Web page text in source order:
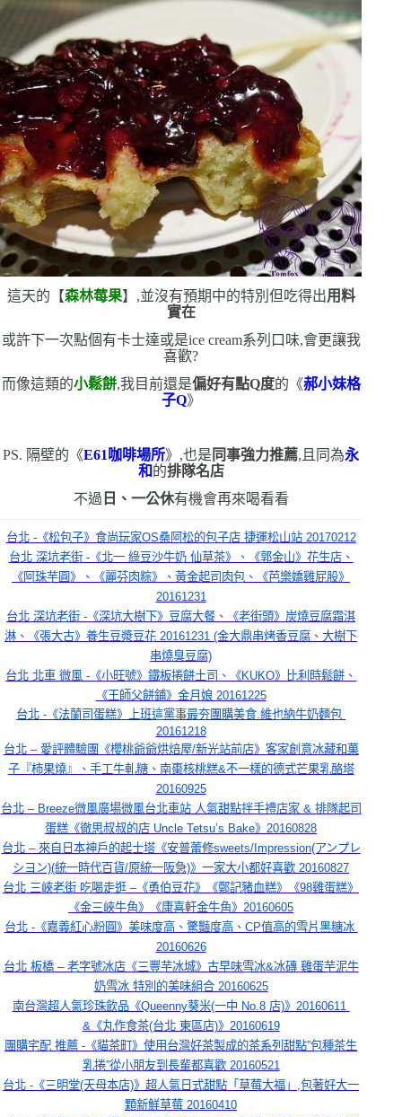
這天的【森林莓果】,並沒有預期中的特別 但吃得出用料
實在
或許下一次點個有卡士達或是ice cream系列口味,會更讓我
喜歡?
而像這類的小鬆餅,我目前還是偏好有點Q度的《郝小妹格
子Q》
PS. 隔壁的《E61咖啡場所》,也是 同事強力推薦,且同為永
和 的排隊名店
不過 日、一公休有機會再來喝看看
台北 -《松包子》食尚玩家OS桑阿松的包子店 捷運松山站 20170212
台北 深坑老街 -《北一 綠豆沙牛奶 仙草茶》、《郭金山》花生店、
《阿珠芋圓》、《麗芬肉粽》、黃金起司肉包、《芭樂嬌雞屁股》
20161231
台北 深坑老街 -《深坑大樹下》豆腐大餐、《老街頭》炭燒豆腐霜淇
淋、《張大古》養生豆漿豆花 20161231 (金大鼎串烤香豆腐、大樹下
串燒臭豆腐)
台北 北車 微風 -《小旺號》鐵板捲餅土司、《KUKO》比利時鬆餅、
《王師父餅鋪》金月娘 20161225
台北 -《法蘭司蛋糕》上班這黨事最夯團購美食.維也納牛奶麵包
20161218
台北 – 愛評體驗團《櫻桃爺爺烘焙屋/新光站前店》客家創意冰藏和菓
子『柿果燒』、手工牛軋糖、南棗核桃糕&不一樣的德式芒果乳酪塔
20160925
台北 – Breeze微風廣場微風台北車站 人氣甜點拌手禮店家 & 排隊起司
蛋糕《徹思叔叔的店 Uncle Tetsu’s Bake》20160828
台北 – 來自日本神戶的起士塔《安普蕾修sweets/Impression(アンプレ
シヨン)(統一時代百貨/原統一阪急)》一家大小都好喜歡 20160827
台北 三峽老街 吃喝走逛 –《勇伯豆花》《鄭記豬血糕》《98雞蛋糕》
《金三峽牛角》《康喜軒金牛角》20160605
台北 -《嘉義紅心粉圓》美味度高、驚豔度高、CP值高的雪片黑糖冰
20160626
台北 板橋 – 老字號冰店《三豐芋冰城》古早味雪冰&冰磚 雞蛋芋泥牛
奶雪冰 特別的美味組合 20160625
南台灣超人氣珍珠飲品《Queenny葵米(一中 No.8 店)》20160611
&《丸作食茶(台北 東區店)》20160619
團購宅配 推薦 -《貓茶町》使用台灣好茶製成的茶系列甜點”包種茶生
乳捲”從小朋友到長輩都喜歡 20160521
台北 -《三明堂(天母本店)》超人氣日式甜點「草莓大福」,包著好大一
顆新鮮草莓 20160410